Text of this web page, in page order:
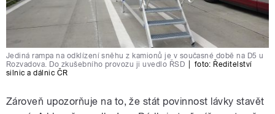
Jediná rampa na odklízení sněhu z kamionů je v současné době na D5 u
Rozvadova. Do zkušebního provozu ji uvedlo ŘSD
foto:Ředitelství
silnic a dálnic ČR
Zároveň upozorňuje na to, že stát povinnost lávky stavět